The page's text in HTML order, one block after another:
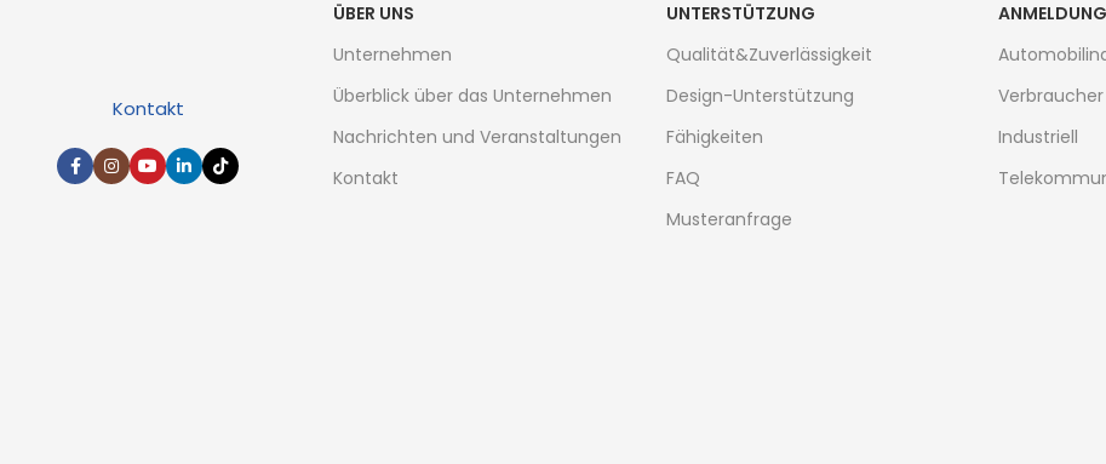
Kontakt
ÜBER UNS
Unternehmen
Überblick über das Unternehmen
Nachrichten und Veranstaltungen
Kontakt
UNTERSTÜTZUNG
Qualität&Zuverlässigkeit
Design-Unterstützung
Fähigkeiten
FAQ
Musteranfrage
ANMELDUNG
Verbraucher
Industriell